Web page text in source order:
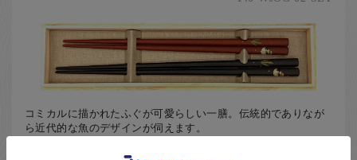
コミカルに描かれたふぐが可愛らしい一膳。伝統的でありなが
ら近代的な魚のデザインが伺えます。